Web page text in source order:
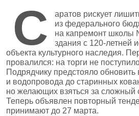
С
аратов рискует
из федерального
на капремонт школы
здания с 120‑летней
объекта культурного наследия.
провалился: на торги не
Подрядчику предстояло
и водопровода до старинных
но желающих взяться за сложный
Теперь объявлен повторный
принимают до 27 марта.